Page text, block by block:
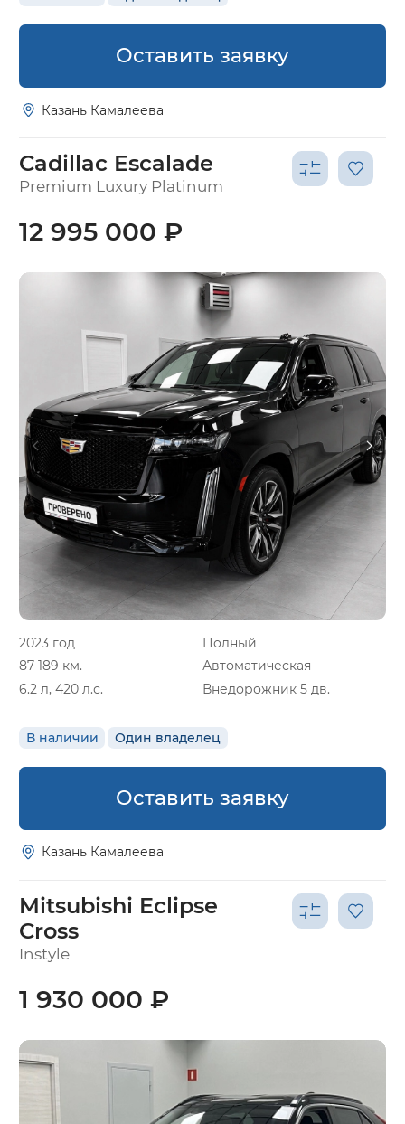
Оставить заявку
Казань Камалеева
Cadillac Escalade
Premium Luxury Platinum
2023 год
Полный
87 189 км.
Автоматическая
6.2 л, 420 л.с.
Внедорожник 5 дв.
В наличии Один владелец
12 995 000 ₽
Оставить заявку
Казань Камалеева
Mitsubishi Eclipse
Cross
Instyle
1 930 000 ₽